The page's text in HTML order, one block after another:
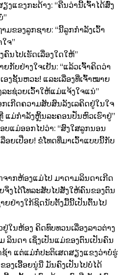
ງແຂງກະດ້າງ: “ຄືນວ່ານີ້ເຈົ້າໄດ້ສົ່ງ
”
ມຂອງລູກຊາຍ: “ນີ້ລູກກຳລັງເວົ້າ
ຈ”
ຄົນໄປເຮັດເລື່ອງໃດໃຫ້”
ກັບຢ່າງໃຈເຢັນ: “ແລ້ວເຈົ້າຄິດວ່າ
ງຊັ້ນຫວະ! ແລະເລື່ອງທີ່ເຈົ້າໝາຍ
ະຊ່ວຍເວົ້າໃຫ້ແມ່ແຈ້ງໃຈແນ່”
ເກີດຄວາມສັບສົນລັງເລຄິດຢູ່ໃນໃຈ
ແມ່ກຳລັງຫຼິ້ນລະຄອນປັ່ນຫົວເຮົາຢູ່”
ແມ່ອອກໄປວ່າ: “ສົງໃສລູກນອນ
ຍເປື່ອຍ! ຂໍໂທດທີ່ມາເວົ້າແບບນີ້ກັບ
ຈາກຫ້ອງແມ່ໄປ ມາດາມລິນດາເກີດ
ງໄດ້ໂທລະສັບໄປສັ່ງໃຫ້ຄົນຂອງຕົນ
ຍຢ່າງໃກ້ຊິດນັບຕັ້ງມື້ນີ້ເປັນຕົ້ນໄປ
ໃນຫ້ອງ ຄິດທົບທວນເລື່ອງລາວຕ່າງ
ລິນດາ ເຊິ່ງເປັນແມ່ຂອງຕົນເປັນຄົນ
ຊ້າ ແຕ່ແມ່ກໍ່ປະຕິເສດສຽງແຂງວ່າບໍ່ຮູ່
ອງເອື້ອຍນູ່ນີ່ ມັນຄົງເປັນໄປບໍ່ໄດ້